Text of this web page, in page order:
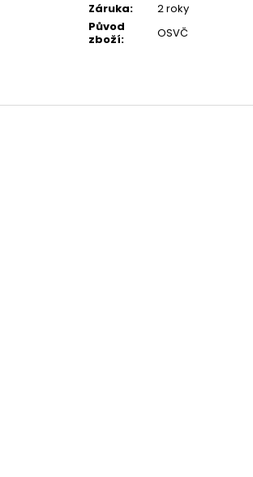
Záruka:
2 roky
Původ
zboží: OSVČ